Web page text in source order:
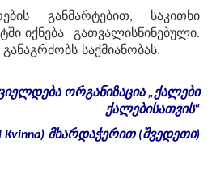
განმარტებით, საკითხი
იქნება გათვალისწინებული.
საქმიანობას.
ორგანიზაცია„ქალები
ქალებისათვის“
Kvinna) მხარდაჭერით(შვედეთი)